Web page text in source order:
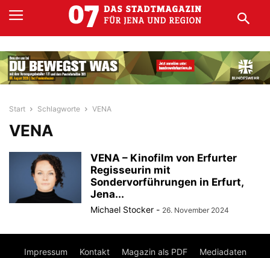
Start Schlagworte VENA
VENA
VENA – Kinofilm von Erfurter
Regisseurin mit
Sondervorführungen in Erfurt,
Jena...
Michael Stocker - 26. November 2024
Impressum Kontakt Magazin als PDF Mediadaten